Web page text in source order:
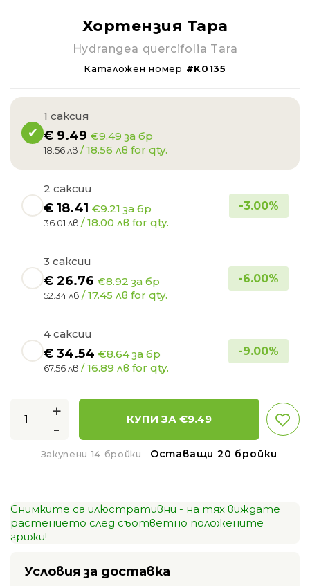
Хортензия Тара
Hydrangea quercifolia Tara
Каталожен номер #K0135
1 саксия
€ 9.49 €9.49 за бр
18.56 лв / 18.56 лв for qty.
2 саксии
€ 18.41 €9.21 за бр
36.01 лв / 18.00 лв for qty.
-3.00%
3 саксии
€ 26.76 €8.92 за бр
52.34 лв / 17.45 лв for qty.
-6.00%
4 саксии
€ 34.54 €8.64 за бр
67.56 лв / 16.89 лв for qty.
-9.00%
+
-
КУПИ ЗА €9.49
Закупени 14 бройки Оставащи 20 бройки
Снимките са илюстративни - на тях виждате
растението след съответно положените
грижи!
Условия за доставка